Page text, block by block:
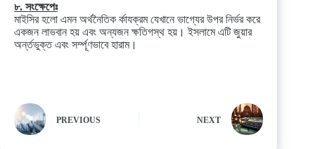
৮. সংক্ষেপেঃ
মাইসির হলো এমন অর্থনৈতিক র্কাযক্রম যেখানে ভাগ্যের উপর নির্ভর করে
একজন লাভবান হয় এবং অন্যজন ক্ষতিগস্থ হয়। ইসলামে এটি জুয়ার
অর্ন্তভুক্ত এবং সর্ম্পূণভাবে হারাম।
PREVIOUS NEXT